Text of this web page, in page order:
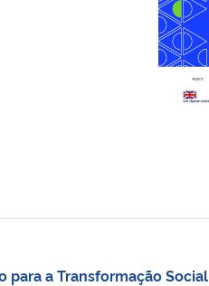
para a Transformação Social